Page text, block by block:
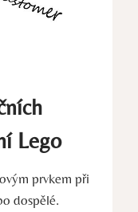
Lego
prvkem při
dospělé.‌